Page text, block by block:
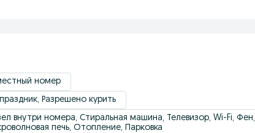
номер
Разрешено курить
внутри номера, Стиральная машина, Телевизор, Wi-Fi, Фен,
печь, Отопление, Парковка